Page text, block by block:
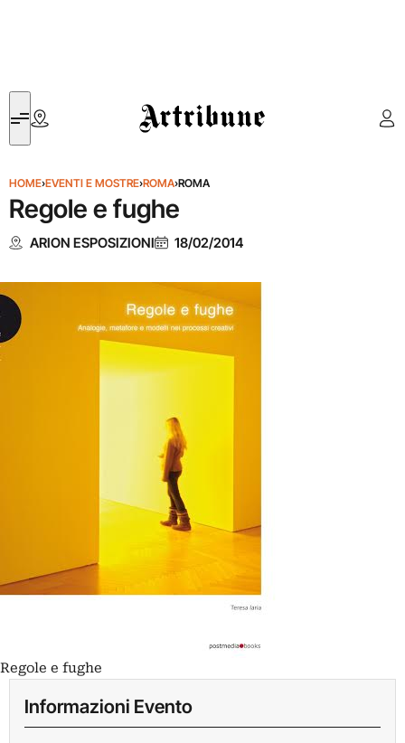
Artribune
HOME›EVENTI E MOSTRE›ROMA›ROMA
Regole e fughe
ARION ESPOSIZIONI 18/02/2014
Regole e fughe
Informazioni Evento